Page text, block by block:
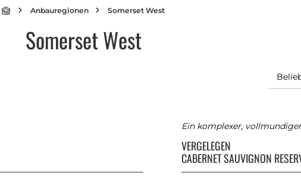
Anbauregionen Somerset West
Somerset West
Ein komplexer,
VERGELEGEN
CABERNET SAUVIGNON